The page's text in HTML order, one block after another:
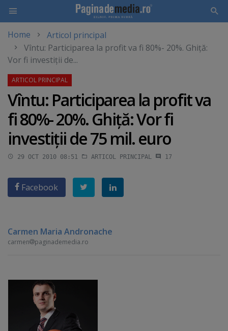
main
content
Home
Articol principal
Vîntu: Participarea la profit va fi 80%- 20%. Ghiţă:
Vor fi investiţii de...
Vîntu: Participarea la profit va
fi 80%- 20%. Ghiţă: Vor fi
investiţii de 75 mil. euro
29 OCT 2010 08:51 ARTICOL PRINCIPAL 17
Facebook
Carmen Maria Andronache
carmen paginademedia.ro